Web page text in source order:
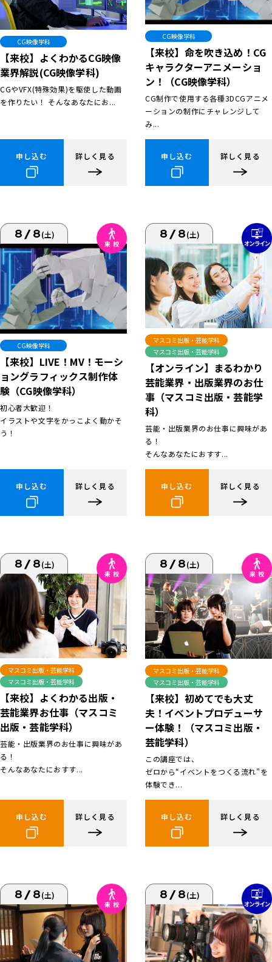
CG映像学科
【来校】よくわかるCG映像
業界解説(CG映像学科)
CGやVFX(特殊効果)を駆使した動画
を作りたい！ そんなあなたにお...
申し込む 詳しく見る
CG映像学科
【来校】命を吹き込め！CG
キャラクターアニメーショ
ン！（CG映像学科）
CG制作で使用する各種3DCGアニメ
ーションの制作にチャレンジして
み...
申し込む 詳しく見る
8/8(土)
CG映像学科
【来校】LIVE！MV！モーシ
ョングラフィックス制作体
験（CG映像学科）
初心者大歓迎！
イラストや文字をかっこよく動かそ
う！
申し込む 詳しく見る
8/8(土)
マスコミ出版・芸能学科
マスコミ出版・芸能学科
【オンライン】まるわかり
芸能業界・出版業界のお仕
事（マスコミ出版・芸能学
科）
芸能・出版業界のお仕事に興味があ
る！
そんなあなたにおすす...
申し込む 詳しく見る
8/8(土)
マスコミ出版・芸能学科
マスコミ出版・芸能学科
【来校】よくわかる出版・
芸能業界お仕事（マスコミ
出版・芸能学科）
芸能・出版業界のお仕事に興味があ
る！
そんなあなたにおすす...
申し込む 詳しく見る
8/8(土)
マスコミ出版・芸能学科
マスコミ出版・芸能学科
【来校】初めてでも大丈
夫！イベントプロデューサ
ー体験！（マスコミ出版・
芸能学科）
この講座では、
ゼロから“イベントをつくる流れ”を
体験でき...
申し込む 詳しく見る
8/8(土) 8/8(土)